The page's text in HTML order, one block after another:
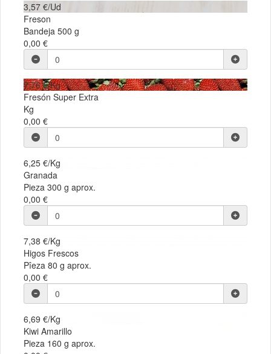
3,57 €/Ud
Freson
Bandeja 500 g
0,00 €
7,76 €/Kg
Fresón Super Extra
Kg
0,00 €
6,25 €/Kg
Granada
Pieza 300 g aprox.
0,00 €
7,38 €/Kg
Higos Frescos
Pîeza 80 g aprox.
0,00 €
6,69 €/Kg
Kiwi Amarillo
Pieza 160 g aprox.